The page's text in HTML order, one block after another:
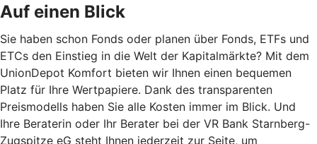
Auf einen Blick
Sie haben schon Fonds oder planen über Fonds, ETFs und
ETCs den Einstieg in die Welt der Kapitalmärkte? Mit dem
UnionDepot Komfort bieten wir Ihnen einen bequemen
Platz für Ihre Wertpapiere. Dank des transparenten
Preismodells haben Sie alle Kosten immer im Blick. Und
Ihre Beraterin oder Ihr Berater bei der VR Bank Starnberg-
Zugspitze eG steht Ihnen jederzeit zur Seite, um